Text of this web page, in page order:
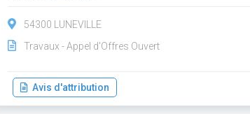
54300 LUNEVILLE
Travaux - Appel d'Offres Ouvert
Avis d'attribution